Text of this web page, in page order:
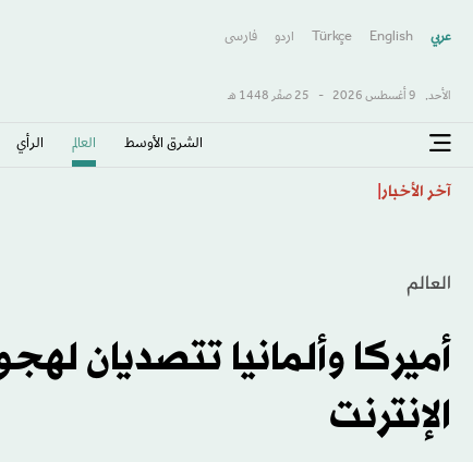
عربي English
Türkçe اردو فارسى
الأحد, 9 أغسطس 2026 - 25 صفَر 1448 هـ
الشرق الأوسط​ العالم الرأي
آخر الأخبار
العالم
أميركا وألمانيا تتصديان
الإنترنت